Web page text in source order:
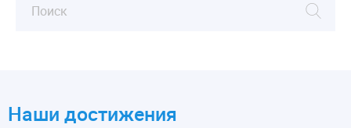
Наши достижения